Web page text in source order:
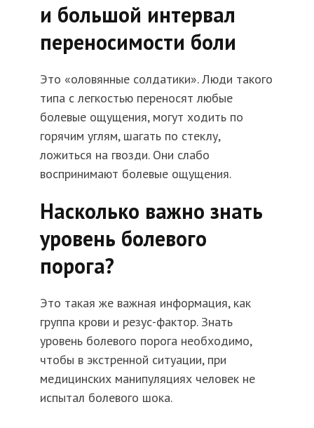
и большой интервал
переносимости боли
Это «оловянные солдатики». Люди такого
типа с легкостью переносят любые
болевые ощущения, могут ходить по
горячим углям, шагать по стеклу,
ложиться на гвозди. Они слабо
воспринимают болевые ощущения.
Насколько важно знать
уровень болевого
порога?
Это такая же важная информация, как
группа крови и резус-фактор. Знать
уровень болевого порога необходимо,
чтобы в экстренной ситуации, при
медицинских манипуляциях человек не
испытал болевого шока.